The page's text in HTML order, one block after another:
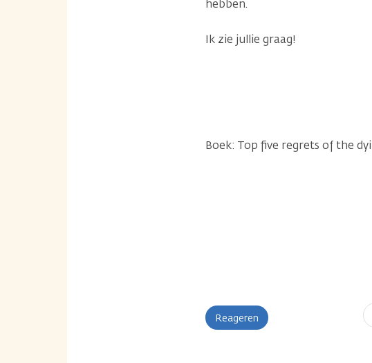
hebben.
Ik zie jullie graag!
Boek: Top five regrets of the
Reageren